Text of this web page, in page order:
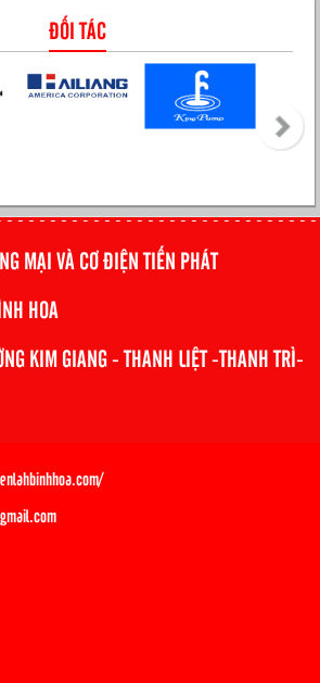
ĐỐI TÁC
MẠI VÀ CƠ ĐIỆN TIẾN PHÁT
HOA
KIM GIANG - THANH LIỆT -THANH TRÌ-